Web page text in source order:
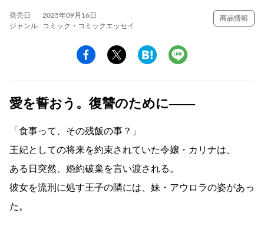
発売日
2025年09月16日
ジャンル
コミック・コミックエッセイ
商品情報
愛を誓おう。復讐のために――
「食事って、その残飯の事？」
王妃としての将来を約束されていた令嬢・カリナは、
ある日突然、婚約破棄を言い渡される。
彼女を流刑に処す王子の隣には、妹・アウロラの姿があっ
た。